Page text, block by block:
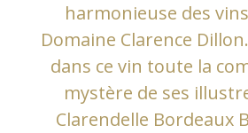
harmonieuse des
Domaine Clarence
dans ce vin toute la
mystère de ses
Clarendelle Bordeaux